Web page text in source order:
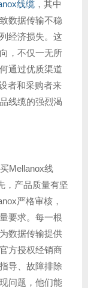
线缆 ，其中
数据传输不稳
经济损失。这
，不仅一无所
通过优质渠道
者和采购者来
线缆的强烈渴
Mellanox线
，产品质量有坚
严格审核，
要求。每一根
数据传输提供
方授权经销商
导、故障排除
问题，他们能